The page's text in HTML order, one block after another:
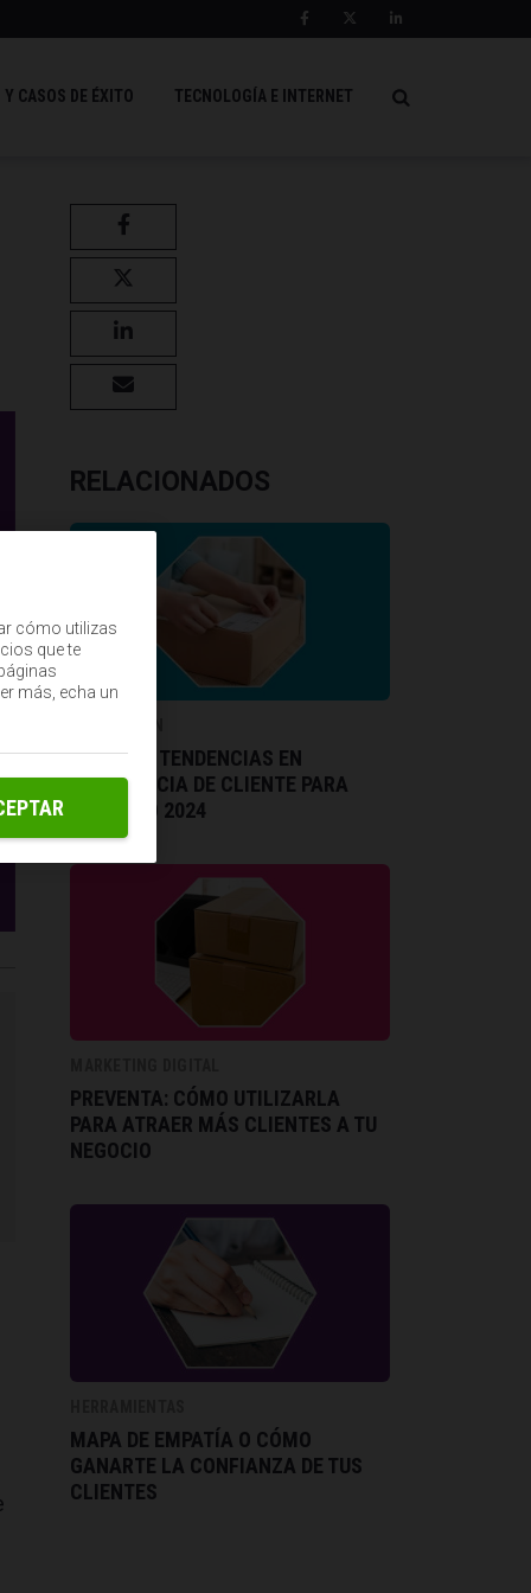
Y CASOS DE ÉXITO TECNOLOGÍA E INTERNET
RELACIONADOS
MEJORES TENDENCIAS EN
EXPERIENCIA DE CLIENTE PARA
ESTE AÑO 2024
PREVENTA: CÓMO UTILIZARLA
PARA ATRAER MÁS CLIENTES A TU
NEGOCIO
MAPA DE EMPATÍA O CÓMO
GANARTE LA CONFIANZA DE TUS
CLIENTES
cómo utilizas
que te
más, echa un